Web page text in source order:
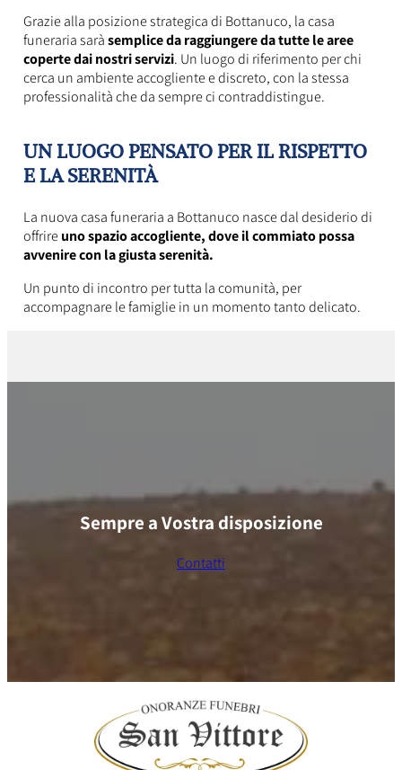
Grazie alla posizione strategica di Bottanuco, la casa
funeraria saràsemplice da raggiungere da tutte le aree
coperte dai nostri servizi. Un luogo di riferimento per chi
cerca un ambiente accogliente e discreto, con la stessa
professionalità che da sempre ci contraddistingue.
UN LUOGO PENSATO PER IL RISPETTO
E LA SERENITÀ
La nuova casa funeraria a Bottanuco nasce dal desiderio di
offrireuno spazio accogliente, dove il commiato possa
avvenire con la giusta serenità.
Un punto di incontro per tutta la comunità, per
accompagnare le famiglie in un momento tanto delicato.
Sempre a Vostra disposizione
Contatti